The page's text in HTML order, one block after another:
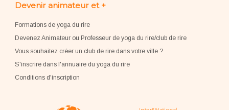
Devenir animateur et +
Formations de yoga du rire
Devenez Animateur ou Professeur de yoga du rire/club de rire
Vous souhaitez créer un club de rire dans votre ville ?
S'inscrire dans l'annuaire du yoga du rire
Conditions d'inscription